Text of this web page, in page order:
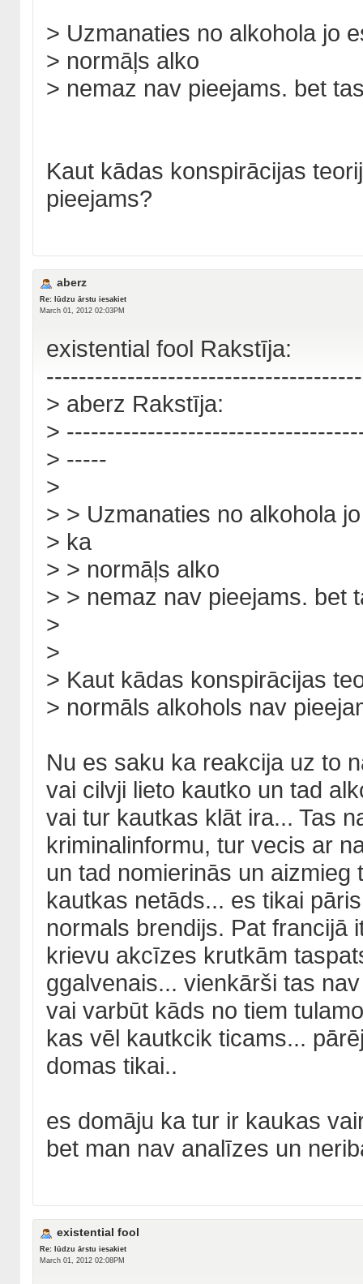
> Uzmanaties no alkohola jo
> normāļs alko
> nemaz nav pieejams. bet
Kaut kādas konspirācijas
pieejams?
aberz
Re: lūdzu ārstu iesakiet
March 01, 2012 02:03PM
existential fool Rakstīja:
> aberz Rakstīja:
>
> -----
>
> > Uzmanaties no alkohola
> ka
> > normāļs alko
> > nemaz nav pieejams. bet
>
>
> Kaut kādas konspirācijas
> normāls alkohols nav
Nu es saku ka reakcija uz to
vai cilvji lieto kautko un tad
vai tur kautkas klāt ira... Tas
kriminalinformu, tur vecis ar
un tad nomierinās un
kautkas netāds... es tikai
normals brendijs. Pat francijā
krievu akcīzes krutkām
ggalvenais... vienkārši tas
vai varbūt kāds no tiem
kas vēl kautkcik ticams...
domas tikai..
es domāju ka tur ir kaukas
bet man nav analīzes un
existential fool
Re: lūdzu ārstu iesakiet
March 01, 2012 02:08PM